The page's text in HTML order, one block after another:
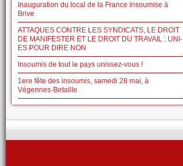
Inauguration du local de la France insoumise à
Brive
ATTAQUES CONTRE LES SYNDICATS, LE DROIT
DE MANIFESTER ET LE DROIT DU TRAVAIL : UNI-
ES POUR DIRE NON
Insoumis de tout le pays unissez-vous !
1ere fête des insoumis, samedi 28 mai, à
Végennes-Betaille